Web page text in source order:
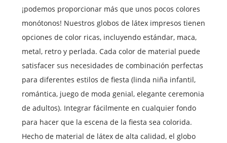
¡podemos proporcionar más que unos pocos colores
monótonos! Nuestros globos de látex impresos tienen
opciones de color ricas, incluyendo estándar, maca,
metal, retro y perlada. Cada color de material puede
satisfacer sus necesidades de combinación perfectas
para diferentes estilos de fiesta (linda niña infantil,
romántica, juego de moda genial, elegante ceremonia
de adultos). Integrar fácilmente en cualquier fondo
para hacer que la escena de la fiesta sea colorida.
Hecho de material de látex de alta calidad, el globo